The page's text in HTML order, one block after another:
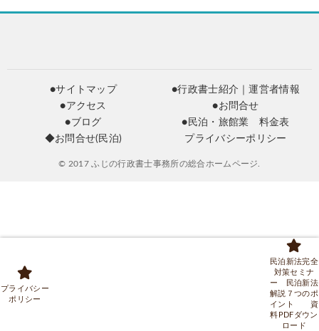
●サイトマップ
●行政書士紹介｜運営者情報
●アクセス
●お問合せ
●ブログ
●民泊・旅館業 料金表
◆お問合せ(民泊)
プライバシーポリシー
© 2017 ふじの行政書士事務所の総合ホームページ.
プライバシー
ポリシー
民泊新法完全
対策セミナ
ー 民泊新法
解説７つのポ
イント 資
料PDFダウン
ロード